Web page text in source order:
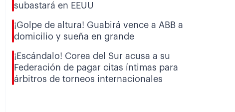
subastará en EEUU
¡Golpe de altura! Guabirá vence a ABB a
domicilio y sueña en grande
¡Escándalo! Corea del Sur acusa a su
Federación de pagar citas íntimas para
árbitros de torneos internacionales